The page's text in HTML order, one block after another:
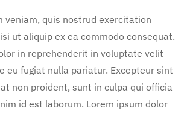
veniam, quis nostrud exercitation
ut aliquip ex ea commodo consequat.
in reprehenderit in voluptate velit
eu fugiat nulla pariatur. Excepteur sint
non proident, sunt in culpa qui officia
id est laborum. Lorem ipsum dolor